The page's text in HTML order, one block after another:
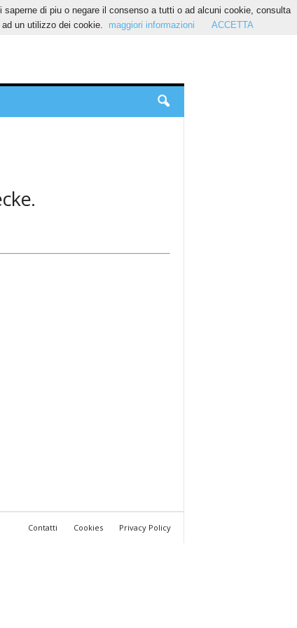
Contatti Cookies Privacy Policy
di piu o negare il consenso a tutti o ad alcuni cookie, consulta
un utilizzo dei cookie.
maggiori informazioni ACCETTA